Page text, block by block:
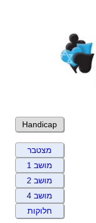
Handicap
מצטבר
מושב 1
מושב 2
מושב 4
חלוקות